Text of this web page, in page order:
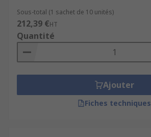
Sous-total (1 sachet de 10 unités)
212,39 €HT
Quantité
Ajouter
Fiches techniques